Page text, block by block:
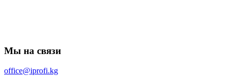
Мы на связи
office@iprofi.kg